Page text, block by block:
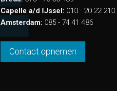
Capelle a/d IJssel: 010 - 20 22 210
Amsterdam: 085 - 74 41 486
Contact opnemen